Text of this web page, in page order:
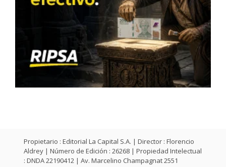
Propietario : Editorial La Capital S.A. | Director : Florencio
Aldrey | Número de Edición : 26268 | Propiedad Intelectual
: DNDA 22190412 | Av. Marcelino Champagnat 2551